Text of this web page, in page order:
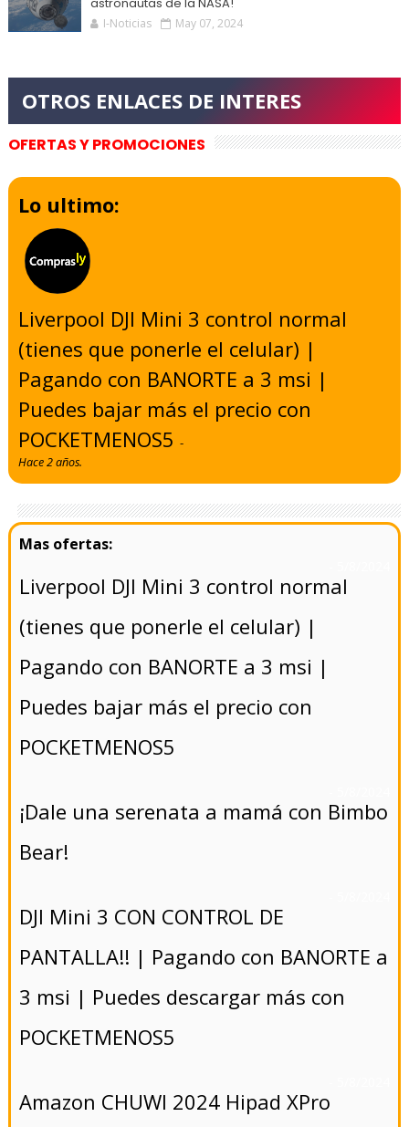
I-Noticias May 07, 2024
OFERTAS Y PROMOCIONES
Lo ultimo:
Liverpool DJI Mini 3 control normal
(tienes que ponerle el celular) |
Pagando con BANORTE a 3 msi |
Puedes bajar más el precio con
POCKETMENOS5-
Hace 2 años.
Liverpool DJI Mini 3 control normal
(tienes que ponerle el celular) |
Pagando con BANORTE a 3 msi |
Puedes bajar más el precio con
POCKETMENOS5
¡Dale una serenata a mamá con Bimbo
Bear!
DJI Mini 3 CON CONTROL DE
PANTALLA!! | Pagando con BANORTE a
3 msi | Puedes descargar más con
POCKETMENOS5
Amazon CHUWI 2024 Hipad XPro